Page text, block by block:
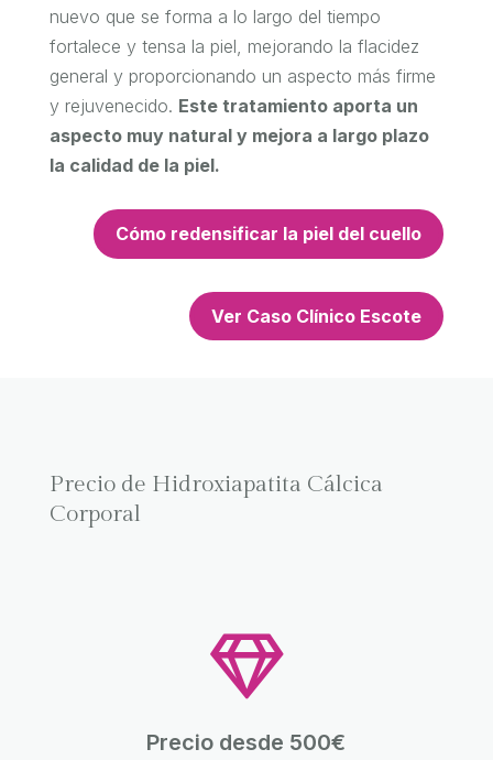
nuevo que se forma a lo largo del tiempo
fortalece y tensa la piel, mejorando la flacidez
general y proporcionando un aspecto más firme
y rejuvenecido. Este tratamiento aporta un
aspecto muy natural y mejora a largo plazo
la calidad de la piel.
Cómo redensificar la piel del cuello
Ver Caso Clínico Escote
Precio de Hidroxiapatita Cálcica
Corporal

Precio desde 500€